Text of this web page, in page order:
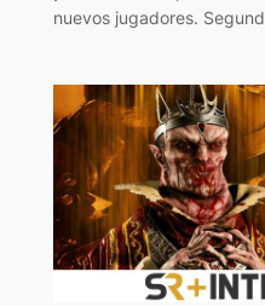
nuevos jugadores.